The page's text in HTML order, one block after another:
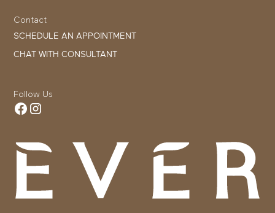
Contact
SCHEDULE AN APPOINTMENT
CHAT WITH CONSULTANT
Follow Us